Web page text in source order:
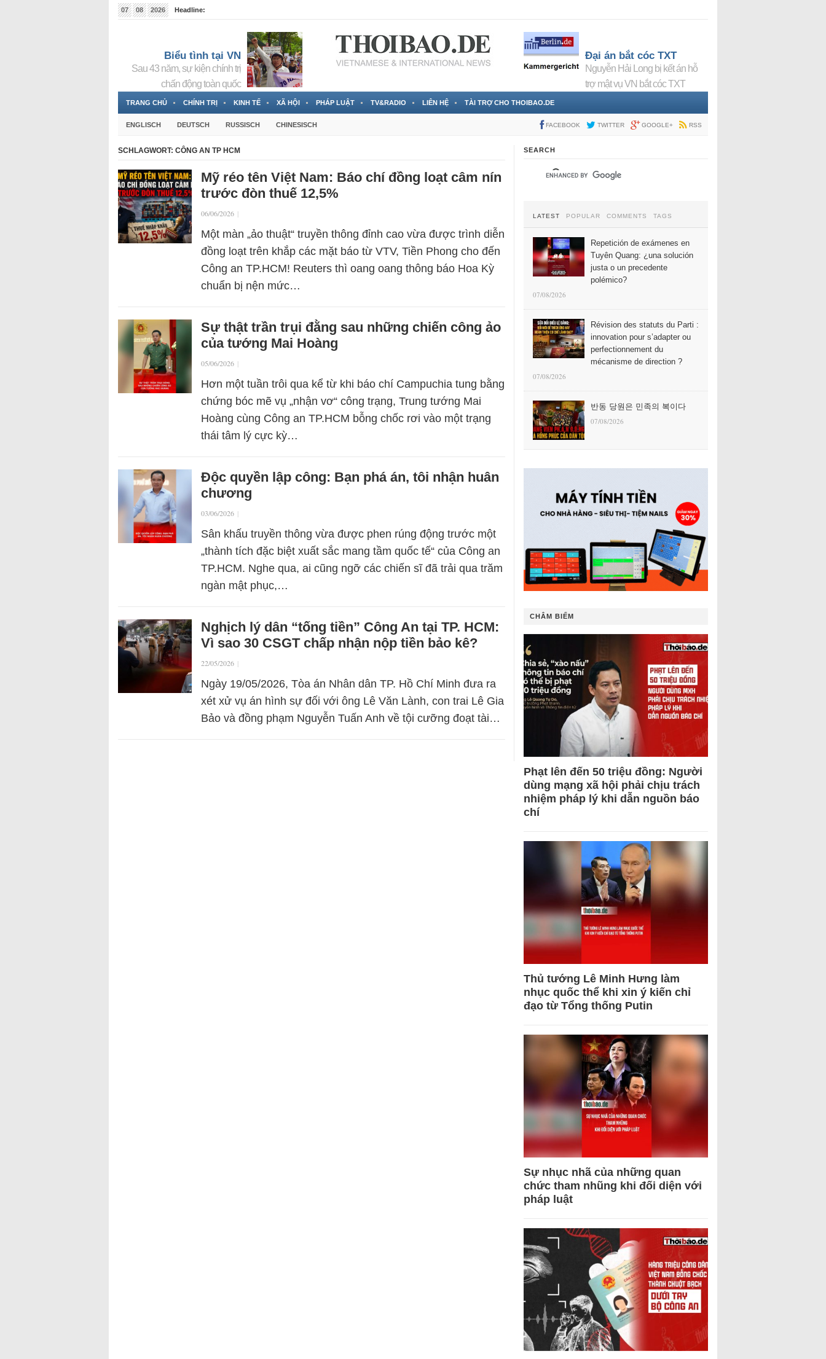
07 08 2026
Headline:
Biểu tình tại VN
Sau 43 năm, sự kiện chính trị
chấn động toàn quốc
Đại án bắt cóc TXT
Nguyễn Hải Long bị kết án hỗ
trợ mật vụ VN bắt cóc TXT
TRANG CHỦ CHÍNH TRỊ KINH TẾ XÃ HỘI PHÁP LUẬT TV&RADIO LIÊN HỆ TÀI TRỢ CHO THOIBAO.DE
ENGLISCH DEUTSCH RUSSISCH CHINESISCH FACEBOOK TWITTER GOOGLE+ RSS
SCHLAGWORT: CÔNG AN TP HCM
Mỹ réo tên Việt Nam: Báo chí đồng loạt câm nín
trước đòn thuế 12,5%
06/06/2026 |
Một màn „ảo thuật“ truyền thông đỉnh cao vừa được trình diễn
đồng loạt trên khắp các mặt báo từ VTV, Tiền Phong cho đến
Công an TP.HCM! Reuters thì oang oang thông báo Hoa Kỳ
chuẩn bị nện mức…
Sự thật trần trụi đằng sau những chiến công ảo
của tướng Mai Hoàng
05/06/2026 |
Hơn một tuần trôi qua kể từ khi báo chí Campuchia tung bằng
chứng bóc mẽ vụ „nhận vơ“ công trạng, Trung tướng Mai
Hoàng cùng Công an TP.HCM bỗng chốc rơi vào một trạng
thái tâm lý cực kỳ…
Độc quyền lập công: Bạn phá án, tôi nhận huân
chương
03/06/2026 |
Sân khấu truyền thông vừa được phen rúng động trước một
„thành tích đặc biệt xuất sắc mang tầm quốc tế“ của Công an
TP.HCM. Nghe qua, ai cũng ngỡ các chiến sĩ đã trải qua trăm
ngàn mật phục,…
Nghịch lý dân “tống tiền” Công An tại TP. HCM:
Vì sao 30 CSGT chấp nhận nộp tiền bảo kê?
22/05/2026 |
Ngày 19/05/2026, Tòa án Nhân dân TP. Hồ Chí Minh đưa ra
xét xử vụ án hình sự đối với ông Lê Văn Lành, con trai Lê Gia
Bảo và đồng phạm Nguyễn Tuấn Anh về tội cưỡng đoạt tài…
SEARCH
LATEST POPULAR COMMENTS TAGS
Repetición de exámenes en
Tuyên Quang: ¿una solución
justa o un precedente
polémico?
07/08/2026
Révision des statuts du Parti :
innovation pour s’adapter ou
perfectionnement du
mécanisme de direction ?
07/08/2026
반동 당원은 민족의 복이다
07/08/2026
CHÂM BIẾM
Phạt lên đến 50 triệu đồng: Người
dùng mạng xã hội phải chịu trách
nhiệm pháp lý khi dẫn nguồn báo
chí
Thủ tướng Lê Minh Hưng làm
nhục quốc thể khi xin ý kiến chỉ
đạo từ Tổng thống Putin
Sự nhục nhã của những quan
chức tham nhũng khi đối diện với
pháp luật